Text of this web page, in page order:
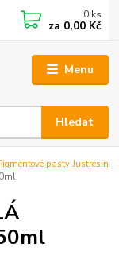
Menu
Hledat
0 ks
za 0,00 Kč
pasty Justresin